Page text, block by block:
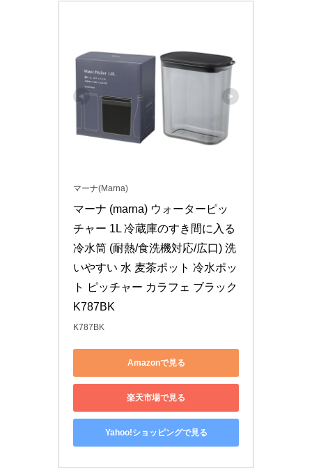
マーナ(Marna)
マーナ (marna) ウォーターピッ
チャー 1L 冷蔵庫のすき間に入る
冷水筒 (耐熱/食洗機対応/広口) 洗
いやすい 水 麦茶ポット 冷水ポッ
ト ピッチャー カラフェ ブラック
K787BK
K787BK
Amazonで見る
楽天市場で見る
Yahoo!ショッピングで見る